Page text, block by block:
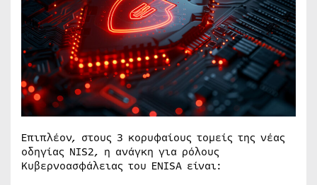
Επιπλέον, στους 3 κορυφαίους τομείς της νέας
οδηγίας NIS2, η ανάγκη για ρόλους
Κυβερνοασφάλειας του ENISA είναι: